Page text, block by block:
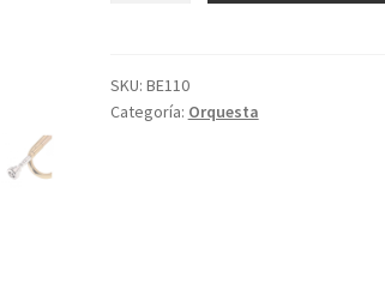
Sib
cantidad
SKU: BE110
Categoría: Orquesta